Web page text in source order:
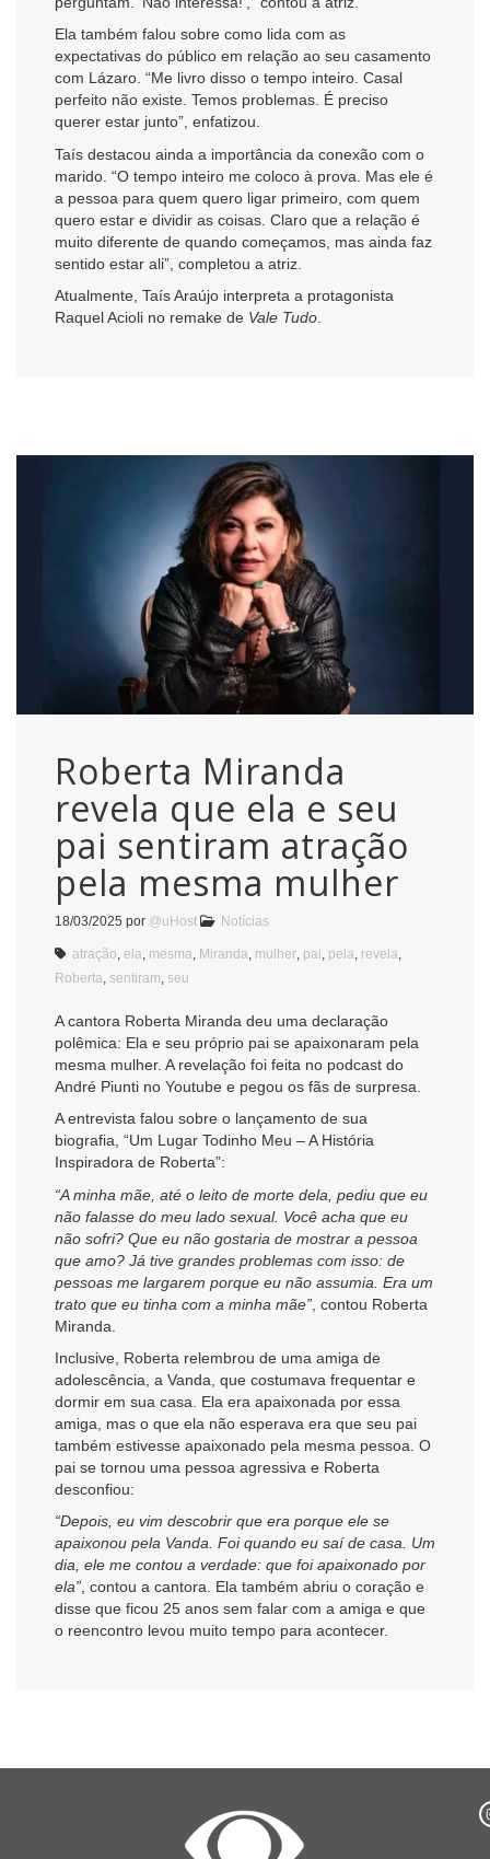
Ela também falou sobre como lida com as
expectativas do público em relação ao seu casamento
com Lázaro. “Me livro disso o tempo inteiro. Casal
perfeito não existe. Temos problemas. É preciso
querer estar junto”, enfatizou.
Taís destacou ainda a importância da conexão com o
marido. “O tempo inteiro me coloco à prova. Mas ele é
a pessoa para quem quero ligar primeiro, com quem
quero estar e dividir as coisas. Claro que a relação é
muito diferente de quando começamos, mas ainda faz
sentido estar ali”, completou a atriz.
Atualmente, Taís Araújo interpreta a protagonista
Raquel Acioli no remake de Vale Tudo
Roberta Miranda
revela que ela e seu
pai sentiram atração
pela mesma mulher
18/03/2025 por @uHost Notícias
atração ela mesma Miranda mulher pai pela revela
Roberta sentiram seu
A cantora Roberta Miranda deu uma declaração
polêmica: Ela e seu próprio pai se apaixonaram pela
mesma mulher. A revelação foi feita no podcast do
André Piunti no Youtube e pegou os fãs de surpresa.
A entrevista falou sobre o lançamento de sua
biografia, “Um Lugar Todinho Meu – A História
Inspiradora de Roberta”:
“A minha mãe, até o leito de morte dela, pediu que eu
não falasse do meu lado sexual. Você acha que eu
não sofri? Que eu não gostaria de mostrar a pessoa
que amo? Já tive grandes problemas com isso: de
pessoas me largarem porque eu não assumia. Era um
trato que eu tinha com a minha mãe” , contou Roberta
Miranda.
Inclusive, Roberta relembrou de uma amiga de
adolescência, a Vanda, que costumava frequentar e
dormir em sua casa. Ela era apaixonada por essa
amiga, mas o que ela não esperava era que seu pai
também estivesse apaixonado pela mesma pessoa. O
pai se tornou uma pessoa agressiva e Roberta
desconfiou:
“Depois, eu vim descobrir que era porque ele se
apaixonou pela Vanda. Foi quando eu saí de casa. Um
dia, ele me contou a verdade: que foi apaixonado por
ela”, contou a cantora. Ela também abriu o coração e
disse que ficou 25 anos sem falar com a amiga e que
o reencontro levou muito tempo para acontecer.